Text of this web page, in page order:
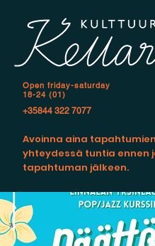
Open friday-saturday
18-24 (01)
+35844 322 7077
Avoinna aina tapahtumien
yhteydessä tuntia ennen
tapahtuman jälkeen.